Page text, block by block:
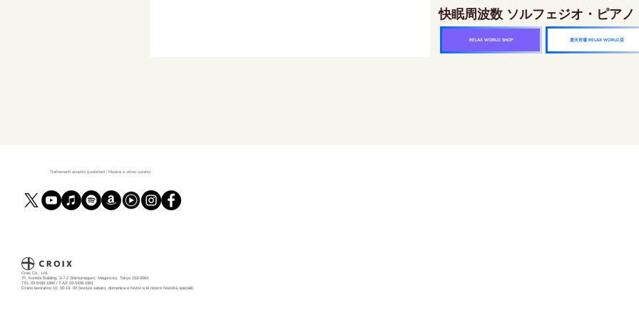
快眠周波数 ソルフェジオ・ピア
RELAX WORLD SHOP 楽天市場 RELAX WORLD店
Trattamenti acustici quotidiani | Musica e video curativi
Croix Co., Ltd.
7F, Konishi Building, 3-7-2 Shimomeguro, Meguro-ku, Tokyo 153-0064
TEL 03-5436-1960 / FAX 03-5436-1961
Orario lavorativo 10: 00-19: 00 (esclusi sabato, domenica e festivi e le nostre festività speciali)